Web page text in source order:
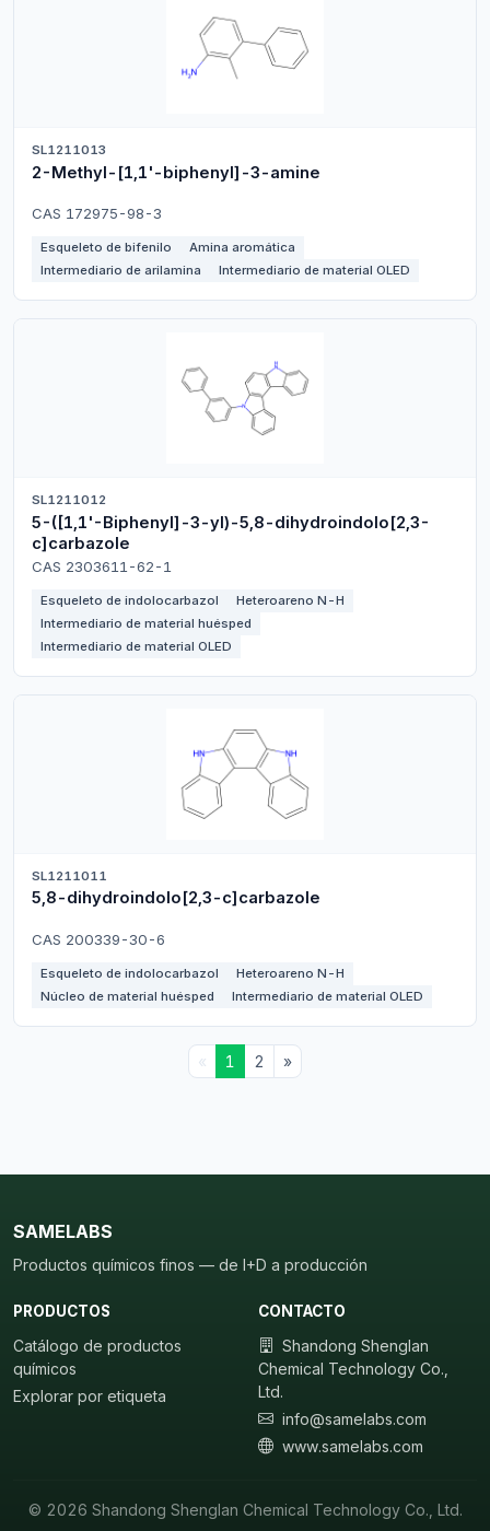
SL1211013
2-Methyl-[1,1'-biphenyl]-3-amine
CAS 172975-98-3
Esqueleto de bifenilo
Amina aromática
Intermediario de arilamina
Intermediario de material OLED
SL1211012
5-([1,1'-Biphenyl]-3-yl)-5,8-dihydroindolo[2,3-
c]carbazole
CAS 2303611-62-1
Esqueleto de indolocarbazol
Heteroareno N-H
Intermediario de material huésped
Intermediario de material OLED
SL1211011
5,8-dihydroindolo[2,3-c]carbazole
CAS 200339-30-6
Esqueleto de indolocarbazol
Heteroareno N-H
Núcleo de material huésped
Intermediario de material OLED
« 1 2 »
SAMELABS
Productos químicos finos — de I+D a producción
PRODUCTOS
Catálogo de productos
químicos
Explorar por etiqueta
CONTACTO
Shandong Shenglan
Chemical Technology Co.,
Ltd.
info@samelabs.com
www.samelabs.com
© 2026 Shandong Shenglan Chemical Technology Co., Ltd.